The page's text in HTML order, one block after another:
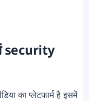
security
का प्लेटफार्म है इसमें